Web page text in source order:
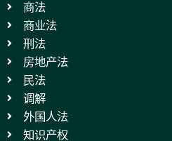
商法
商业法
刑法
房地产法
民法
调解
外国人法
知识产权